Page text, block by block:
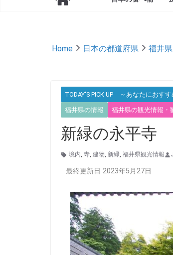
Home 日本の都道府県 福井県
TODAY'S PICK UP ～あなたにおすす
福井県の情報 福井県の観光情報・
新緑の永平寺
境内, 寺, 建物, 新緑, 福井県観光情報
最終更新日 2023年5月27日